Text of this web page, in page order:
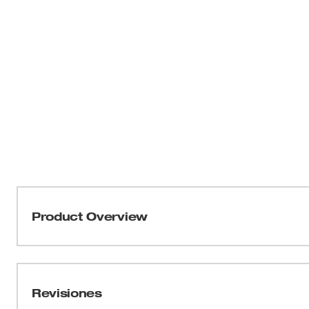
Product Overview
un fácil almacenamiento. Estas varillas de extensión
Revisiones